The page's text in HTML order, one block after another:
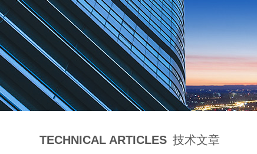
TECHNICAL ARTICLES 技术文章